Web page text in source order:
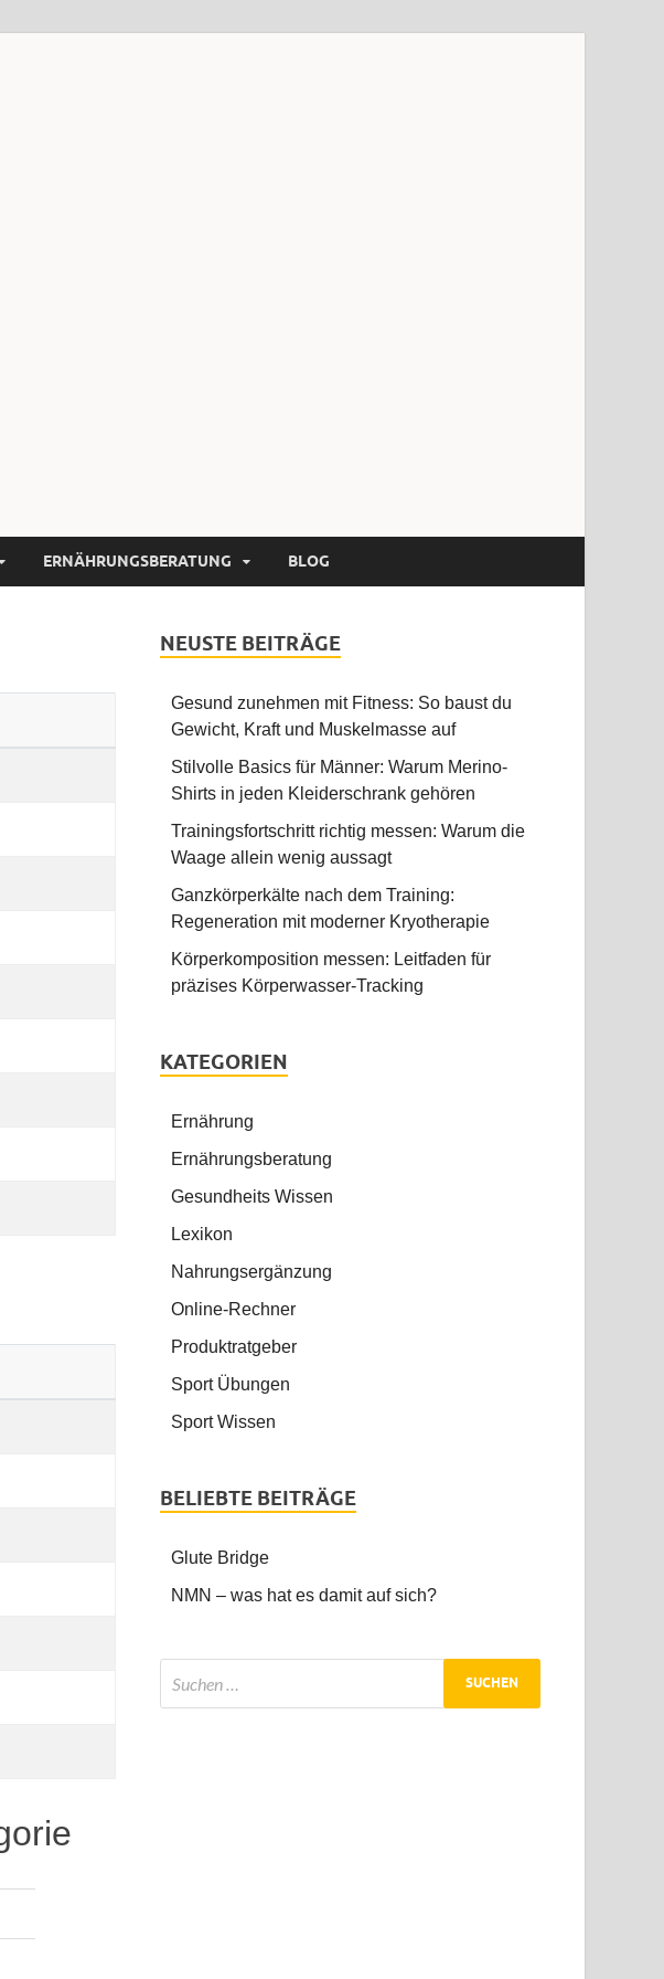
ERNÄHRUNGSBERATUNG BLOG
NEUSTE BEITRÄGE
Gesund zunehmen mit Fitness: So baust du
Gewicht, Kraft und Muskelmasse auf
Stilvolle Basics für Männer: Warum Merino-
Shirts in jeden Kleiderschrank gehören
Trainingsfortschritt richtig messen: Warum die
Waage allein wenig aussagt
Ganzkörperkälte nach dem Training:
Regeneration mit moderner Kryotherapie
Körperkomposition messen: Leitfaden für
präzises Körperwasser-Tracking
KATEGORIEN
Ernährung
Ernährungsberatung
Gesundheits Wissen
Lexikon
Nahrungsergänzung
Online-Rechner
Produktratgeber
Sport Übungen
Sport Wissen
BELIEBTE BEITRÄGE
Glute Bridge
NMN – was hat es damit auf sich?